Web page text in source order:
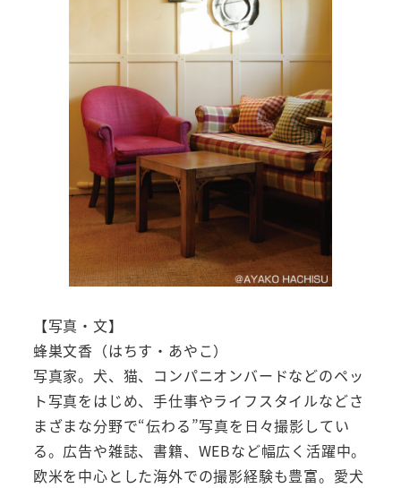
【写真・文】
蜂巣文香（はちす・あやこ）
写真家。犬、猫、コンパニオンバードなどのペッ
ト写真をはじめ、手仕事やライフスタイルなどさ
まざまな分野で“伝わる”写真を日々撮影してい
る。広告や雑誌、書籍、WEBなど幅広く活躍中。
欧米を中心とした海外での撮影経験も豊富。愛犬